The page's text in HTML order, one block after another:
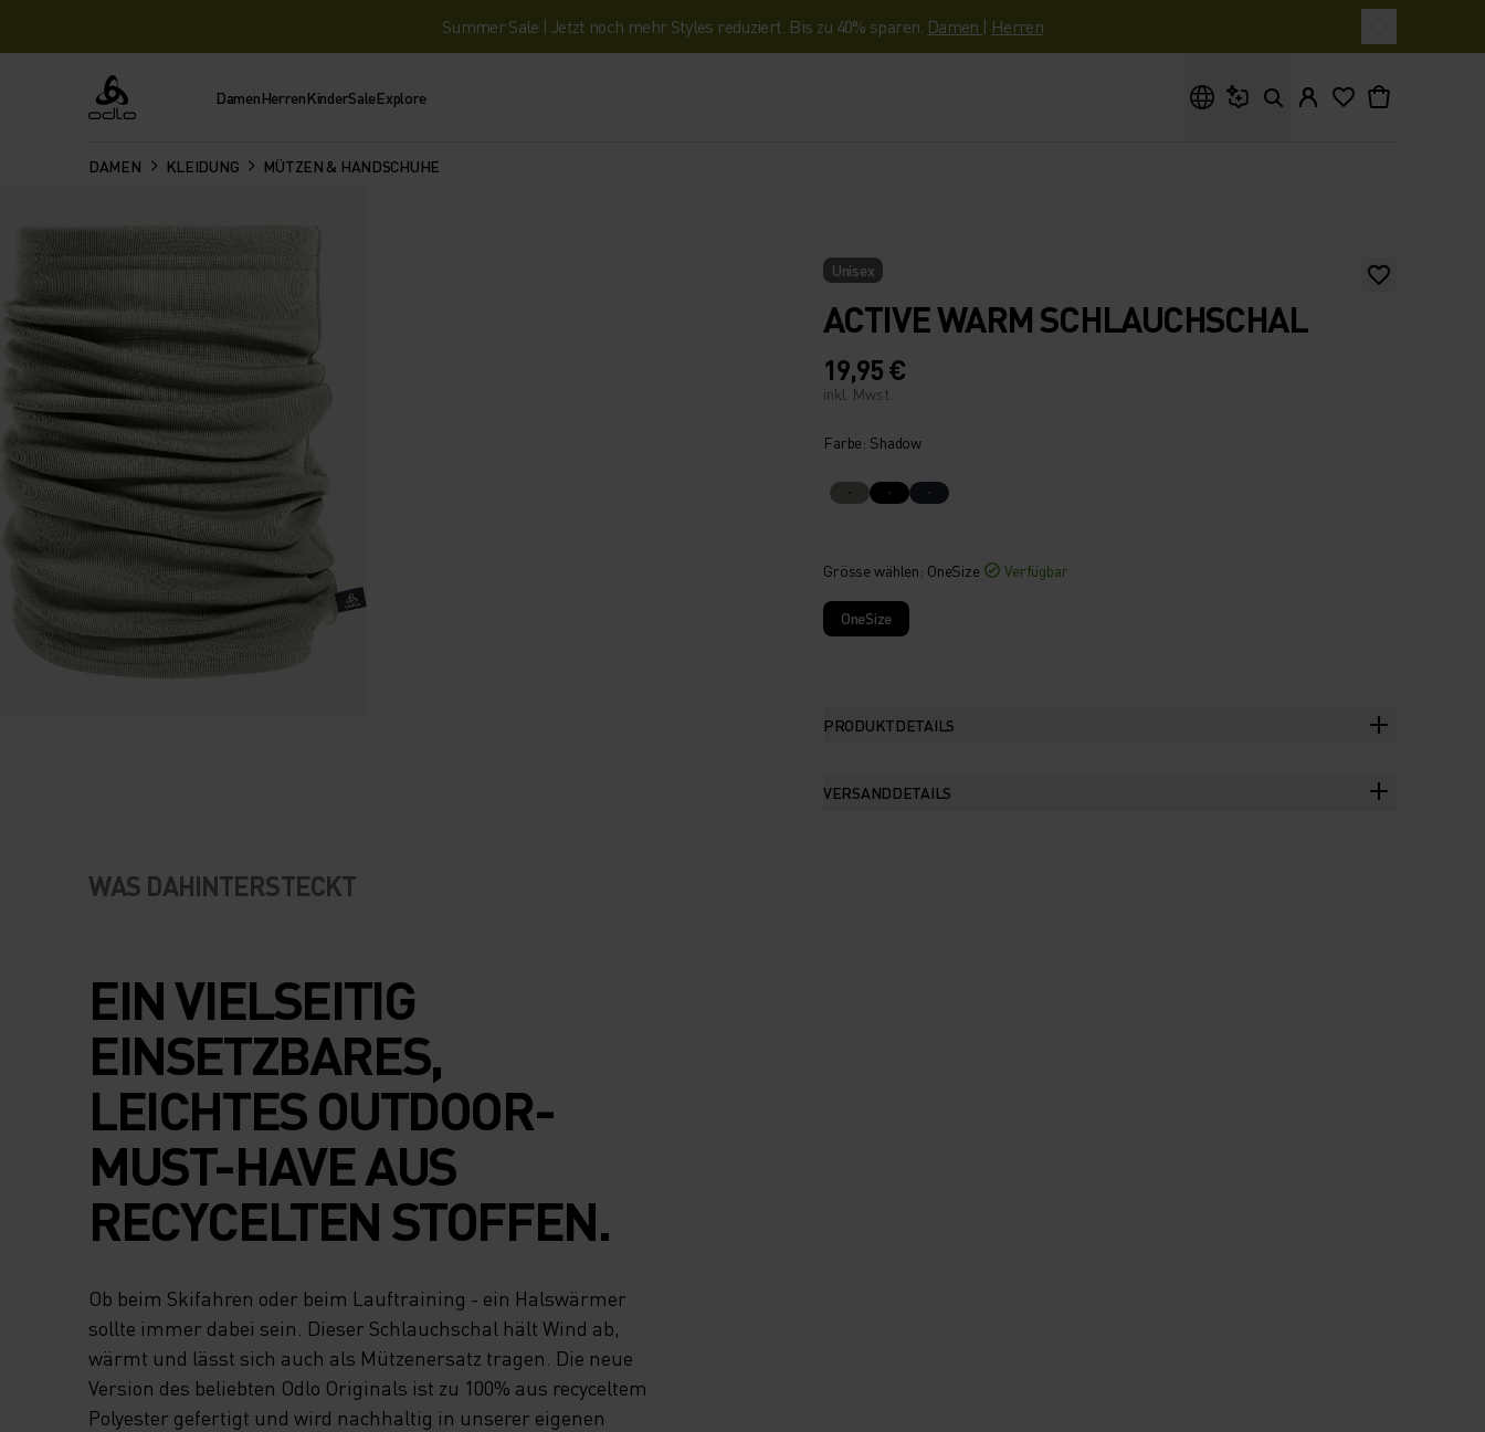
Summer Sale | Jetzt noch mehr Styles reduziert. Bis zu 40% sparen. Damen | Herren
Odlo DamenHerrenKinderSaleExplore
DAMEN KLEIDUNG MÜTZEN & HANDSCHUHE
Unisex
ACTIVE WARM SCHLAUCHSCHAL
19,95 €
inkl. Mwst.
Farbe: Shadow
Grösse wählen: OneSize Verfügbar
OneSize
PRODUKTDETAILS
VERSANDDETAILS
WAS DAHINTERSTECKT
EIN VIELSEITIG
EINSETZBARES,
LEICHTES OUTDOOR-
MUST-HAVE AUS
RECYCELTEN STOFFEN.
Ob beim Skifahren oder beim Lauftraining - ein Halswärmer
sollte immer dabei sein. Dieser Schlauchschal hält Wind ab,
wärmt und lässt sich auch als Mützenersatz tragen. Die neue
Version des beliebten Odlo Originals ist zu 100% aus recyceltem
Polyester gefertigt und wird nachhaltig in unserer eigenen